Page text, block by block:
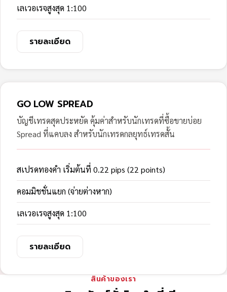
เลเวอเรจสูงสุด 1:100
รายละเอียด
GO LOW SPREAD
บัญชีเทรดสุดประหยัด คุ้มค่าสำหรับนักเทรดที่ซื้อขายบ่อย
Spread ที่แคบลง สำหรับนักเทรดกลยุทธ์เทรดสั้น
สเปรดทองคำ เริ่มต้นที่ 0.22 pips (22 points)
คอมมิชชั่นแยก (จ่ายต่างหาก)
เลเวอเรจสูงสุด 1:100
รายละเอียด
สินค้าของเรา